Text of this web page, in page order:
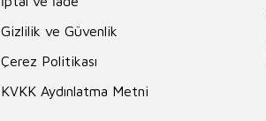
Gizlilik ve Güvenlik
Çerez Politikası
KVKK Aydınlatma Metni